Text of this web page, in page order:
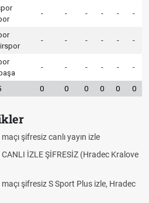
- - - - - -
- - - - - -
- - - - - -
0 0 0 0 0 0
şifresiz canlı yayın izle
İZLE ŞİFRESİZ (Hradec Kralove
şifresiz S Sport Plus izle, Hradec